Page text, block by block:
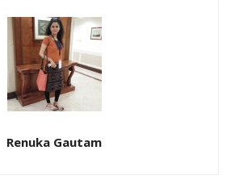
Renuka Gautam